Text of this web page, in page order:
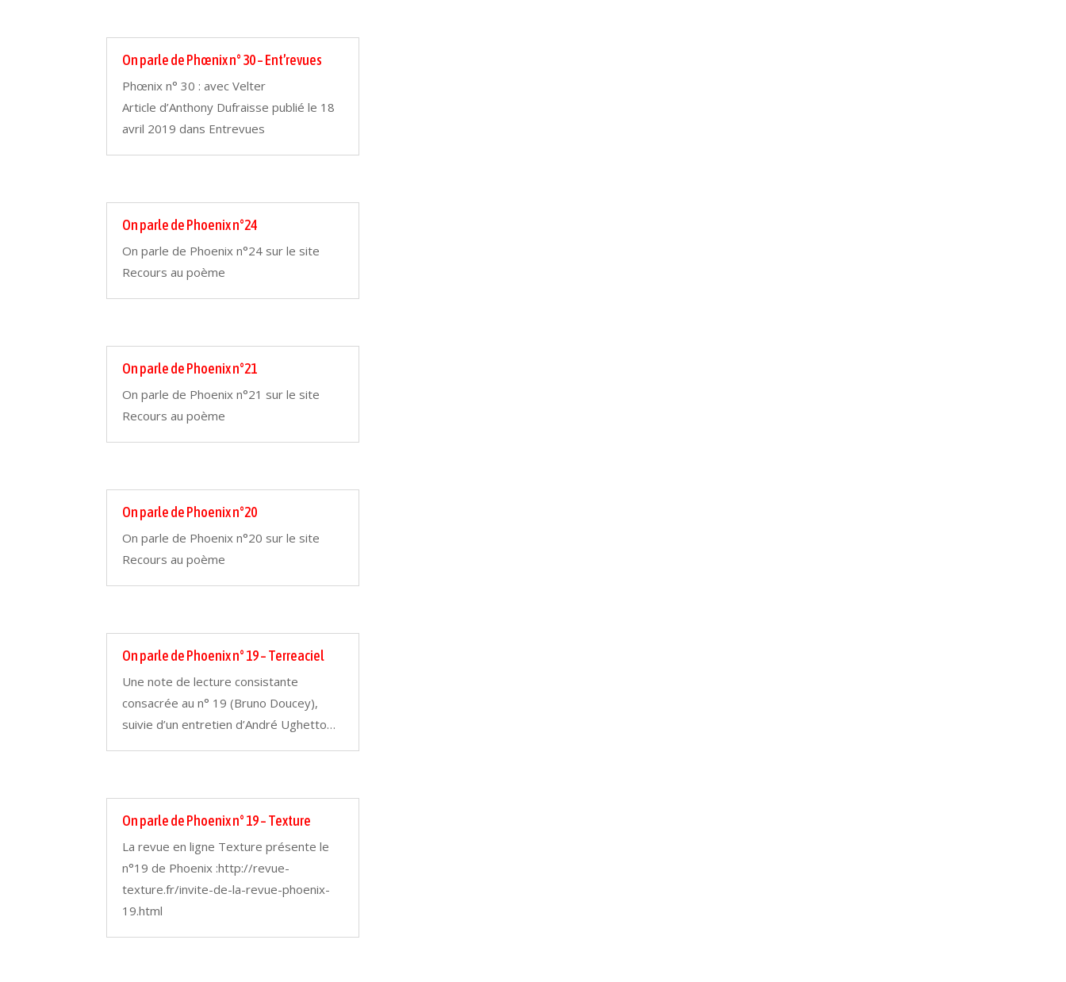
On parle de Phœnix n° 30 – Ent’revues
Phœnix n° 30 : avec Velter
Article d’Anthony Dufraisse publié le 18
avril 2019 dans Entrevues
On parle de Phoenix n°24
On parle de Phoenix n°24 sur le site
Recours au poème
On parle de Phoenix n°21
On parle de Phoenix n°21 sur le site
Recours au poème
On parle de Phoenix n°20
On parle de Phoenix n°20 sur le site
Recours au poème
On parle de Phoenix n° 19 – Terreaciel
Une note de lecture consistante
consacrée au n° 19 (Bruno Doucey),
suivie d’un entretien d’André Ughetto…
On parle de Phoenix n° 19 – Texture
La revue en ligne Texture présente le
n°19 de Phoenix :http://revue-
texture.fr/invite-de-la-revue-phoenix-
19.html